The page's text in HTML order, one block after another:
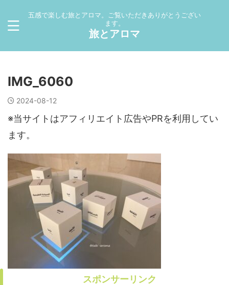
五感で楽しむ旅とアロマ。ご覧いただきありがとうござい
ます。
旅とアロマ
IMG_6060
2024-08-12
※当サイトはアフィリエイト広告やPRを利用してい
ます。
スポンサーリンク